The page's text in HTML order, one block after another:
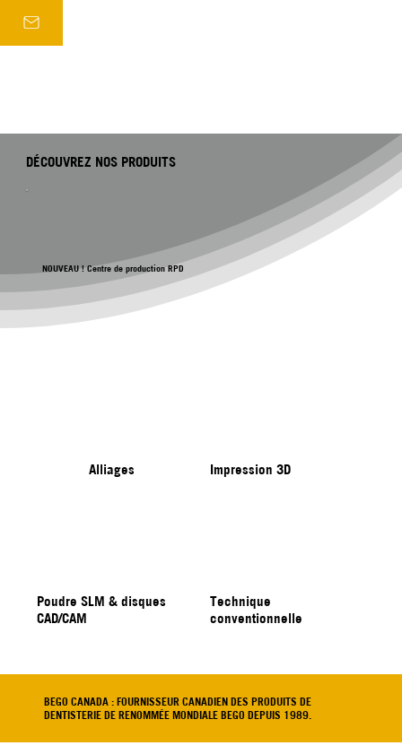
DÉCOUVREZ NOS PRODUITS
NOUVEAU ! Centre de production RPD
Alliages Impression 3D
Poudre SLM & disques
CAD/CAM
Technique
conventionnelle
BEGO CANADA : FOURNISSEUR CANADIEN DES PRODUITS DE
DENTISTERIE DE RENOMMÉE MONDIALE BEGO DEPUIS 1989.